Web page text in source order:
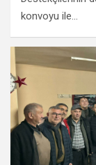
konvoyu ile…